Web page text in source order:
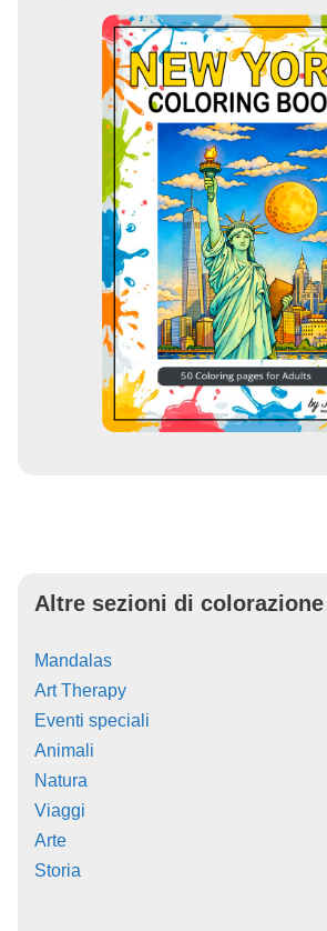
Altre sezioni di colorazione
Mandalas
Art Therapy
Eventi speciali
Animali
Natura
Viaggi
Arte
Storia